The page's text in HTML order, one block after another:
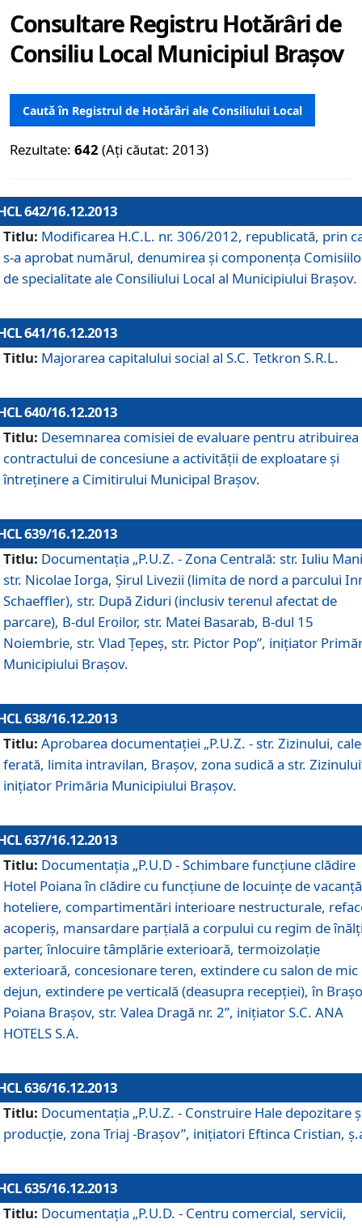
Consultare Registru Hotărâri de
Consiliu Local Municipiul Brașov
Caută în Registrul de Hotărâri ale Consiliului Local
Rezultate: 642 (Ați căutat: 2013)
642/16.12.2013
Titlu: Modificarea H.C.L. nr. 306/2012, republicată, prin
s-a aprobat numărul, denumirea şi componenţa
de specialitate ale Consiliului Local al Municipiului Braşov.
641/16.12.2013
Titlu: Majorarea capitalului social al S.C. Tetkron S.R.L.
640/16.12.2013
Titlu: Desemnarea comisiei de evaluare pentru atribuirea
contractului de concesiune a activităţii de exploatare şi
întreţinere a Cimitirului Municipal Braşov.
639/16.12.2013
Titlu: Documentaţia „P.U.Z. - Zona Centrală: str. Iuliu
str. Nicolae Iorga, Şirul Livezii (limita de nord a parcului
Schaeffler), str. După Ziduri (inclusiv terenul afectat de
parcare), B-dul Eroilor, str. Matei Basarab, B-dul 15
Noiembrie, str. Vlad Ţepeş, str. Pictor Pop”, iniţiator
Municipiului Braşov.
638/16.12.2013
Titlu: Aprobarea documentaţiei „P.U.Z. - str. Zizinului,
ferată, limita intravilan, Braşov, zona sudică a str.
iniţiator Primăria Municipiului Braşov.
637/16.12.2013
Titlu: Documentaţia „P.U.D - Schimbare funcţiune clădire
Hotel Poiana în clădire cu funcţiune de locuinţe de
hoteliere, compartimentări interioare nestructurale,
acoperiş, mansardare parţială a corpului cu regim de
parter, înlocuire tâmplărie exterioară, termoizolaţie
exterioară, concesionare teren, extindere cu salon de mic
dejun, extindere pe verticală (deasupra recepţiei), în
Poiana Braşov, str. Valea Dragă nr. 2”, iniţiator S.C. ANA
HOTELS S.A.
636/16.12.2013
Titlu: Documentaţia „P.U.Z. - Construire Hale depozitare
producţie, zona Triaj -Braşov”, iniţiatori Eftinca Cristian,
635/16.12.2013
Titlu: Documentaţia „P.U.D. - Centru comercial, servicii,